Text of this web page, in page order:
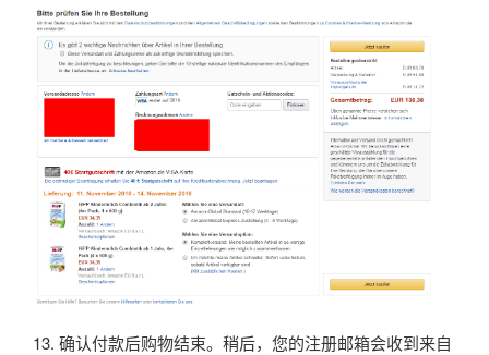
13. 确认付款后购物结束。稍后，您的注册邮箱会收到来自